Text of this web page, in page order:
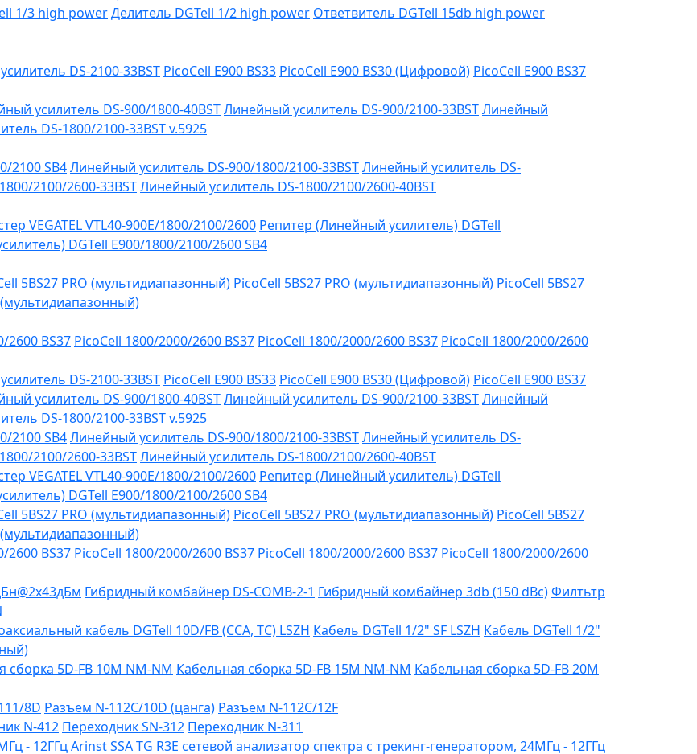
1/3 high powerДелитель DGTell 1/2 high power Ответвитель DGTell 15db high power
DS-2100-33BST PicoCell E900 BS33 PicoCell E900 BS30 (Цифровой) PicoCell E900 BS37
усилитель DS-900/1800-40BSTЛинейный усилитель DS-900/2100-33BSTЛинейный
DS-1800/2100-33BST v.5925
2100 SB4Линейный усилитель DS-900/1800/2100-33BSTЛинейный усилитель DS-
2100/2600-33BSTЛинейный усилитель DS-1800/2100/2600-40BST
VEGATEL VTL40-900E/1800/2100/2600 Репитер (Линейный усилитель) DGTell
DGTell Е900/1800/2100/2600 SB4
5BS27 PRO (мультидиапазонный) PicoCell 5BS27 PRO (мультидиапазонный) PicoCell 5BS27
(мультидиапазонный)
2600 BS37 PicoCell 1800/2000/2600 BS37 PicoCell 1800/2000/2600 BS37 PicoCell 1800/2000/2600
DS-2100-33BST PicoCell E900 BS33 PicoCell E900 BS30 (Цифровой) PicoCell E900 BS37
усилитель DS-900/1800-40BSTЛинейный усилитель DS-900/2100-33BSTЛинейный
DS-1800/2100-33BST v.5925
2100 SB4Линейный усилитель DS-900/1800/2100-33BSTЛинейный усилитель DS-
2100/2600-33BSTЛинейный усилитель DS-1800/2100/2600-40BST
VEGATEL VTL40-900E/1800/2100/2600 Репитер (Линейный усилитель) DGTell
DGTell Е900/1800/2100/2600 SB4
5BS27 PRO (мультидиапазонный) PicoCell 5BS27 PRO (мультидиапазонный) PicoCell 5BS27
(мультидиапазонный)
2600 BS37 PicoCell 1800/2000/2600 BS37 PicoCell 1800/2000/2600 BS37 PicoCell 1800/2000/2600
Гибридный комбайнер DS-COMB-2-1 Гибридный комбайнер 3db (150 dBc)Филтьтр
кабель DGTell 10D/FB (CCA, TC) LSZH Кабель DGTell 1/2" SF LSZH Кабель DGTell 1/2"
сборка 5D-FB 10М NM-NM Кабельная сборка 5D-FB 15М NM-NM Кабельная сборка 5D-FB 20М
8D Разъем N-112C/10D (цанга) Разъем N-112C/12F
N-412 Переходник SN-312 Переходник N-311
- 12ГГцArinst SSA TG R3Е сетевой анализатор спектра с трекинг-генератором, 24МГц - 12ГГц